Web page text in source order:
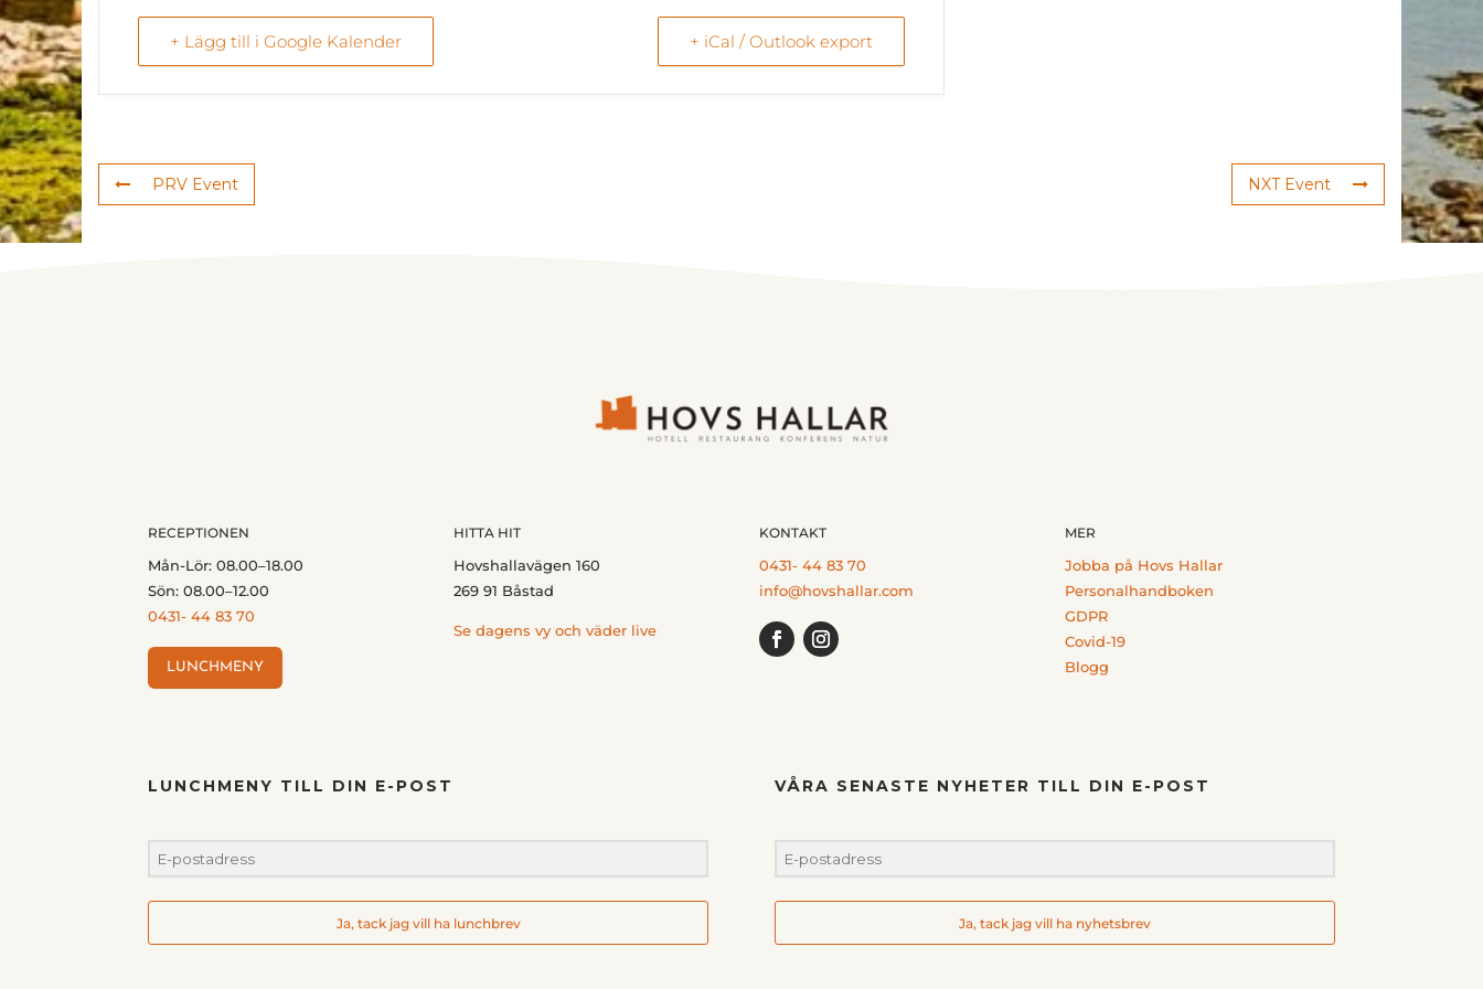
+ Lägg till i Google Kalender + iCal / Outlook export
PRV Event NXT Event
RECEPTIONEN
Mån-Lör: 08.00–18.00
Sön: 08.00–12.00
0431- 44 83 70
LUNCHMENY
HITTA HIT
Hovshallavägen 160
269 91 Båstad
Se dagens vy och väder live
KONTAKT
0431- 44 83 70
info@hovshallar.com
MER
Jobba på Hovs Hallar
Personalhandboken
GDPR
Covid-19
Blogg
LUNCHMENY TILL DIN E-POST
Ja, tack jag vill ha lunchbrev
VÅRA SENASTE NYHETER TILL DIN E-POST
Ja, tack jag vill ha nyhetsbrev